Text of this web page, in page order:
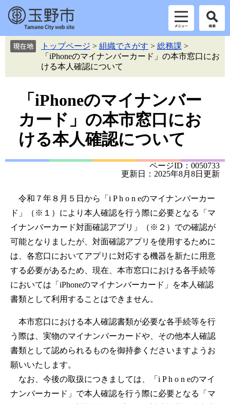
へ
トップページ > 組織でさがす > 総務課 >
「iPhoneのマイナンバーカード」の本市窓口にお
ける本人確認について
「iPhoneのマイナンバー
カード」の本市窓口にお
ける本人確認について
ページID：0050733
更新日：2025年8月8日更新
令和７年８月５日から「i P h o n eのマイナンバーカー
ド」（※１）により本人確認を行う際に必要となる「マ
イナンバーカード対面確認アプリ」（※２）での確認が
可能となりましたが、対面確認アプリを使用するために
は、各窓口においてアプリに対応する機器を新たに用意
する必要があるため、現在、本市窓口における各手続等
においては「iPhoneのマイナンバーカード」を本人確認
書類として利用することはできません。
本市窓口における本人確認書類が必要な各手続等を行
う際は、実物のマイナンバーカードや、その他本人確認
書類として認められるものを御持参くださいますようお
願いいたします。
なお、今後の取扱につきましては、「i P h o n eのマイ
ナンバーカード」で本人確認を行う際に必要となる「マ